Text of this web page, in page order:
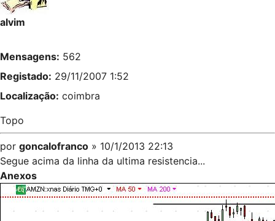
alvim
Mensagens: 562
Registado: 29/11/2007 1:52
Localização: coimbra
Topo
por goncalofranco » 10/1/2013 22:13
Segue acima da linha da ultima resistencia...
Anexos